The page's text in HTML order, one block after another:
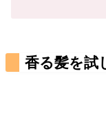
香る髪を試